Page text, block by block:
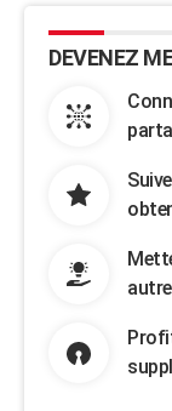
DEVENEZ